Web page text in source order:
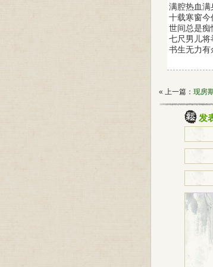
满腔热血满
十载寒窗今
世间总是痴
七尺男儿将
书生无力有
« 上一篇： 现房
发